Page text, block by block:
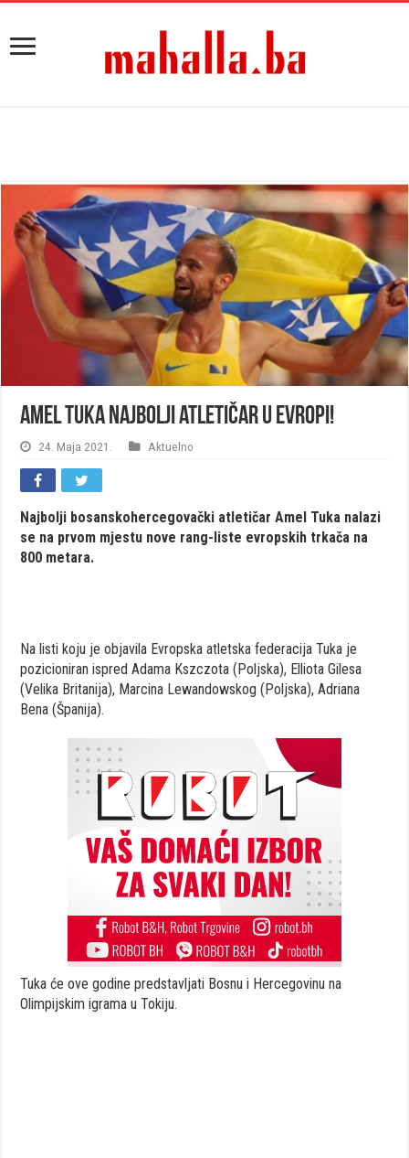
Amel Tuka najbolji atletičar u Evropi!
24. Maja 2021. Aktuelno
Najbolji bosanskohercegovački atletičar Amel Tuka nalazi
se na prvom mjestu nove rang-liste evropskih trkača na
800 metara.
Na listi koju je objavila Evropska atletska federacija Tuka je
pozicioniran ispred Adama Kszczota (Poljska), Elliota Gilesa
(Velika Britanija), Marcina Lewandowskog (Poljska), Adriana
Bena (Španija).
Tuka će ove godine predstavljati Bosnu i Hercegovinu na
Olimpijskim igrama u Tokiju.